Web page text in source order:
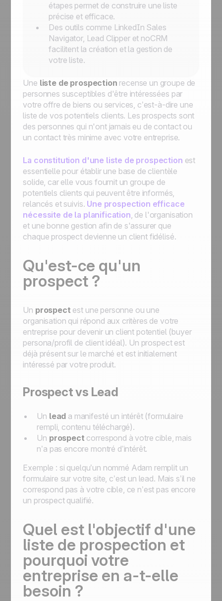
étapes permet de construire une liste
précise et efficace.
Des outils comme LinkedIn Sales
Navigator, Lead Clipper et noCRM
facilitent la création et la gestion de
votre liste.
Une liste de prospection recense un groupe de
personnes susceptibles d'être intéressées par
votre offre de biens ou services, c’est-à-dire une
liste de vos potentiels clients. Les prospects sont
des personnes qui n'ont jamais eu de contact ou
un contact très minime avec votre entreprise.
La constitution d'une liste de prospection est
essentielle pour établir une base de clientèle
solide, car elle vous fournit un groupe de
potentiels clients qui peuvent être informés,
relancés et suivis. Une prospection efficace
nécessite de la planification, de l'organisation
et une bonne gestion afin de s'assurer que
chaque prospect devienne un client fidélisé.
Qu'est-ce qu'un
prospect ?
Un prospect est une personne ou une
organisation qui répond aux critères de votre
entreprise pour devenir un client potentiel (buyer
persona/profil de client idéal). Un prospect est
déjà présent sur le marché et est initialement
intéressé par votre produit.
Prospect vs Lead
Un lead a manifesté un intérêt (formulaire
rempli, contenu téléchargé).
Un prospect correspond à votre cible, mais
n’a pas encore montré d’intérêt.
Exemple : si quelqu’un nommé Adam remplit un
formulaire sur votre site, c’est un lead. Mais s’il ne
correspond pas à votre cible, ce n’est pas encore
un prospect qualifié.
Quel est l'objectif d'une
liste de prospection et
pourquoi votre
entreprise en a-t-elle
besoin ?